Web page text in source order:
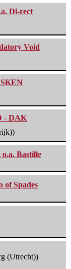
Di-rect
Void
- DAK
Bastille
of Spades
(Utrecht))